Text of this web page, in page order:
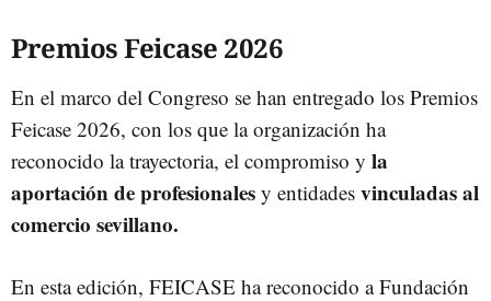
Premios Feicase 2026
En el marco del Congreso se han entregado los Premios
Feicase 2026, con los que la organización ha
reconocido la trayectoria, el compromiso y la
aportación de profesionales y entidades vinculadas al
comercio sevillano.
En esta edición, FEICASE ha reconocido a Fundación